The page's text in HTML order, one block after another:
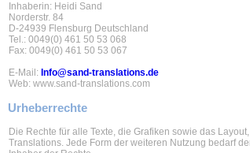
Inhaberin: Heidi Sand
Norderstr. 84
D-24939 Flensburg Deutschland
Tel.: 0049(0) 461 50 53 068
Fax: 0049(0) 461 50 53 067
E-Mail: Info@sand-translations.de
Web: www.sand-translations.com
Urheberrechte
Die Rechte für alle Texte, die Grafiken sowie das
Translations. Jede Form der weiteren Nutzung bedarf